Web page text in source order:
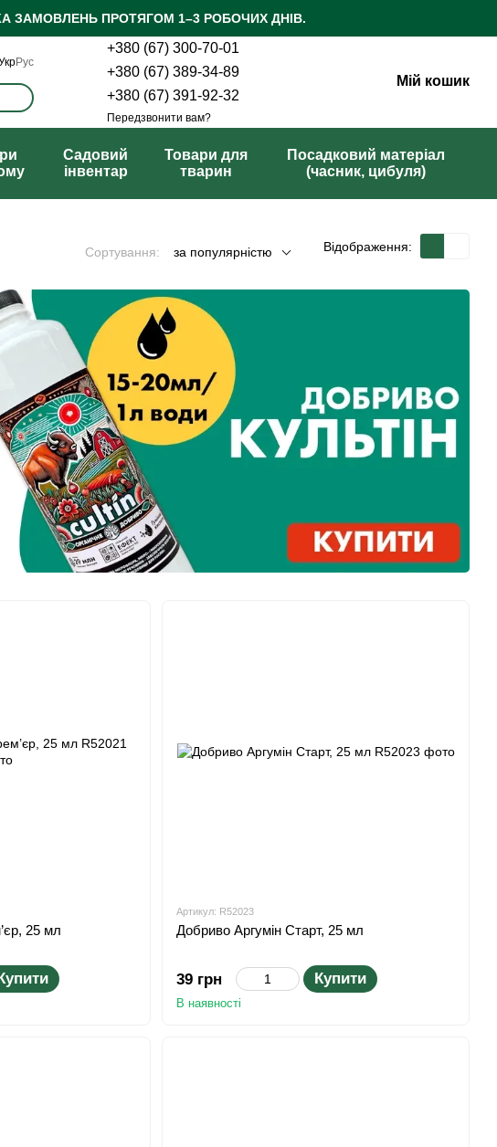
ЗАМОВЛЕНЬ ПРОТЯГОМ 1–3 РОБОЧИХ ДНІВ.
Рус
+380 (67) 300-70-01
+380 (67) 389-34-89
+380 (67) 391-92-32
Передзвонити вам?
Мій кошик
Садовий
інвентар
Товари для
тварин
Посадковий матеріал
(часник, цибуля)
Сортування: за популярністю Відображення:
25 мл
Купити
Артикул: R52023
Добриво Аргумін Старт, 25 мл
39 грн Купити
В наявності